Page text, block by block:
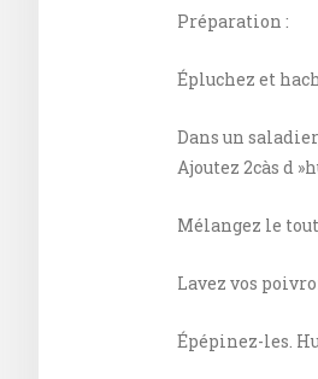
Préparation :
Épluchez et
Dans un
Ajoutez 2càs d
Mélangez le
Lavez vos
Épépinez-les.